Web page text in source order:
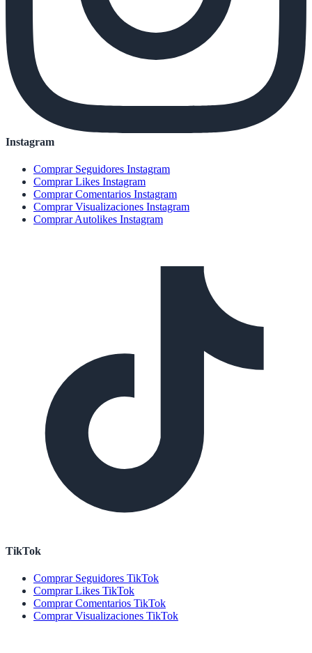
Instagram
Comprar Seguidores Instagram
Comprar Likes Instagram
Comprar Comentarios Instagram
Comprar Visualizaciones Instagram
Comprar Autolikes Instagram
TikTok
Comprar Seguidores TikTok
Comprar Likes TikTok
Comprar Comentarios TikTok
Comprar Visualizaciones TikTok